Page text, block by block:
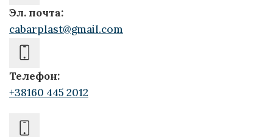
Эл. почта:
cabarplast@gmail.com
Телефон:
+38160 445 2012